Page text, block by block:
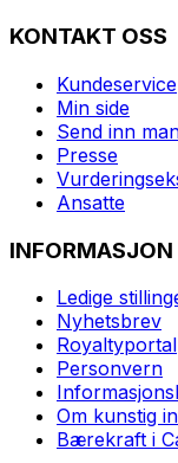
KONTAKT OSS
Kundeservice
Min side
Send inn
Presse
Ansatte
INFORMASJON
Ledige
Nyhetsbrev
Royaltyportal
Personvern
Om kunstig
Bærekraft i